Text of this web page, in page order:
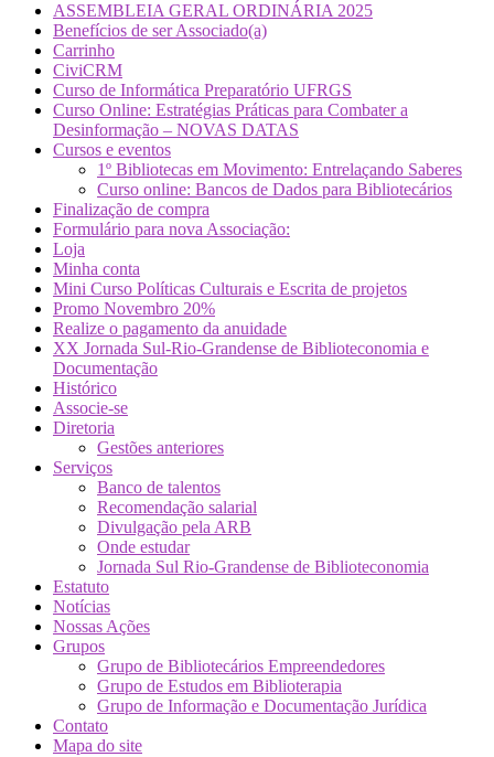
ASSEMBLEIA GERAL ORDINÁRIA 2025
Benefícios de ser Associado(a)
Carrinho
CiviCRM
Curso de Informática Preparatório UFRGS
Curso Online: Estratégias Práticas para Combater a
Desinformação – NOVAS DATAS
Cursos e eventos
1º Bibliotecas em Movimento: Entrelaçando Saberes
Curso online: Bancos de Dados para Bibliotecários
Finalização de compra
Formulário para nova Associação:
Loja
Minha conta
Mini Curso Políticas Culturais e Escrita de projetos
Promo Novembro 20%
Realize o pagamento da anuidade
XX Jornada Sul-Rio-Grandense de Biblioteconomia e
Documentação
Histórico
Associe-se
Diretoria
Gestões anteriores
Serviços
Banco de talentos
Recomendação salarial
Divulgação pela ARB
Onde estudar
Jornada Sul Rio-Grandense de Biblioteconomia
Estatuto
Notícias
Nossas Ações
Grupos
Grupo de Bibliotecários Empreendedores
Grupo de Estudos em Biblioterapia
Grupo de Informação e Documentação Jurídica
Contato
Mapa do site